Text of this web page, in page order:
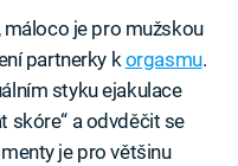
je pro mužskou
partnerky korgasmu.
styku ejakulace
skóre“ a odvděčit se
je pro většinu